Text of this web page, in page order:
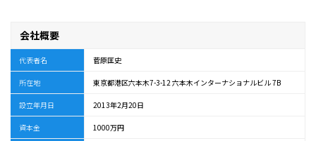
会社概要
代表者名 菅原匡史
所在地 東京都港区六本木7-3-12 六本木インターナショナルビル 7B
設立年月日 2013年2月20日
資本金 1000万円